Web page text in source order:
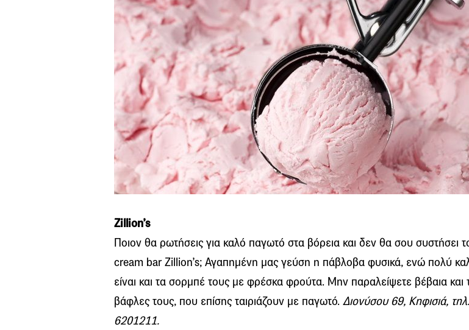
Zillion’s
Ποιον θα ρωτήσεις για καλό παγωτό στα βόρεια και δεν θα σου συστήσει
cream bar Zillion’s; Αγαπημένη μας γεύση η πάβλοβα φυσικά, ενώ πολύ
είναι και τα σορμπέ τους με φρέσκα φρούτα. Μην παραλείψετε βέβαια και
βάφλες τους, που επίσης ταιριάζουν με παγωτό. Διονύσου 69, Κηφισιά,
6201211.